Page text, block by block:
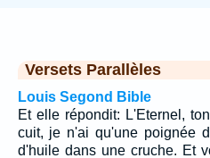
Versets Parallèles
Louis Segond Bible
Et elle répondit: L'Eternel,
cuit, je n'ai qu'une poignée
d'huile dans une cruche. Et